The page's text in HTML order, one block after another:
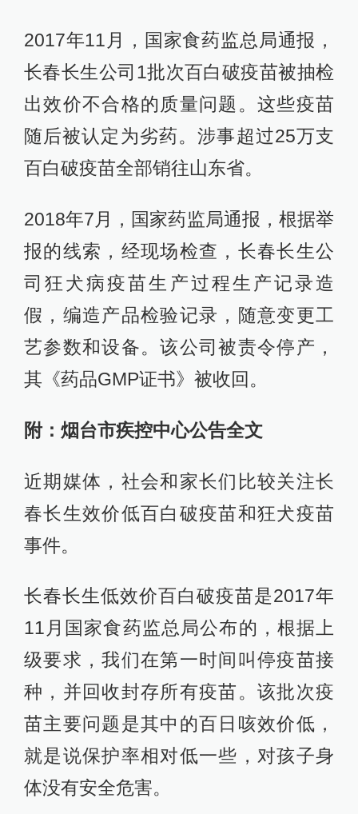
2017年11月，国家食药监总局通报，
长春长生公司1批次百白破疫苗被抽检
出效价不合格的质量问题。这些疫苗
随后被认定为劣药。涉事超过25万支
百白破疫苗全部销往山东省。
2018年7月，国家药监局通报，根据举
报的线索，经现场检查，长春长生公
司狂犬病疫苗生产过程生产记录造
假，编造产品检验记录，随意变更工
艺参数和设备。该公司被责令停产，
其《药品GMP证书》被收回。
附：烟台市疾控中心公告全文
近期媒体，社会和家长们比较关注长
春长生效价低百白破疫苗和狂犬疫苗
事件。
长春长生低效价百白破疫苗是2017年
11月国家食药监总局公布的，根据上
级要求，我们在第一时间叫停疫苗接
种，并回收封存所有疫苗。该批次疫
苗主要问题是其中的百日咳效价低，
就是说保护率相对低一些，对孩子身
体没有安全危害。